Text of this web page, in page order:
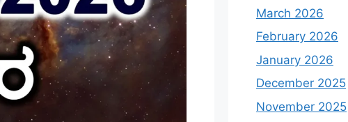
March 2026
February 2026
January 2026
December 2025
November 2025